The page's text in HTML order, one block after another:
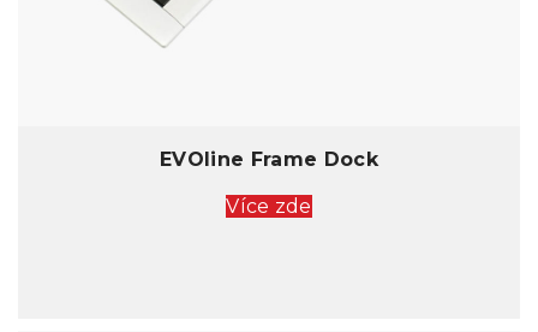
EVOline Frame Dock
Více zde